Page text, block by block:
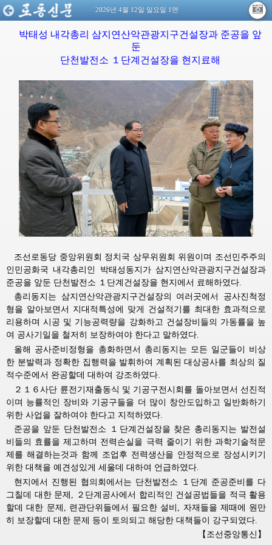
2026년 4월 12일 일요일 1면
박태성 내각총리 삼지연산악관광지구건설장과 준공을 앞
둔
단천발전소 １단계건설장을 현지료해
조선로동당 중앙위원회 정치국 상무위원회 위원이며 조선민주주의
인민공화국 내각총리인 박태성동지가 삼지연산악관광지구건설장과
준공을 앞둔 단천발전소 １단계건설장을 현지에서 료해하였다.
총리동지는 삼지연산악관광지구건설장의 여러곳에서 공사진척정
형을 알아보면서 지대적특성에 맞게 건설적기를 최대한 효과적으로
리용하며 시공 및 기능공력량을 강화하고 건설장비들의 가동률을 높
여 공사기일을 철저히 보장하여야 한다고 말하였다.
올해 공사준비정형을 총화하면서 총리동지는 모든 일군들이 비상
한 분발력과 정확한 집행력을 발휘하여 계획된 대상공사를 최상의 질
적수준에서 완공할데 대하여 강조하였다.
２１６사단 륜전기재출동식 및 기공구전시회를 돌아보면서 선진적
이며 능률적인 장비와 기공구들을 더 많이 창안도입하고 일반화하기
위한 사업을 잘하여야 한다고 지적하였다.
준공을 앞둔 단천발전소 １단계건설장을 찾은 총리동지는 발전설
비들의 효률을 제고하며 전력손실을 극력 줄이기 위한 과학기술적문
제를 해결하는것과 함께 조업후 전력생산을 안정적으로 장성시키기
위한 대책을 예견성있게 세울데 대하여 언급하였다.
현지에서 진행된 협의회에서는 단천발전소 １단계 준공준비를 다
그칠데 대한 문제, ２단계공사에서 합리적인 건설공법들을 적극 활용
할데 대한 문제, 련관단위들에서 필요한 설비, 자재들을 제때에 원만
히 보장할데 대한 문제 등이 토의되고 해당한 대책들이 강구되였다.
【조선중앙통신】